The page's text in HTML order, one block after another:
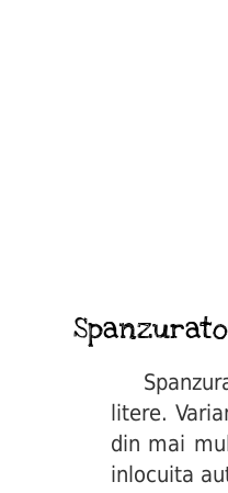
litere.
din mai
inlocuita